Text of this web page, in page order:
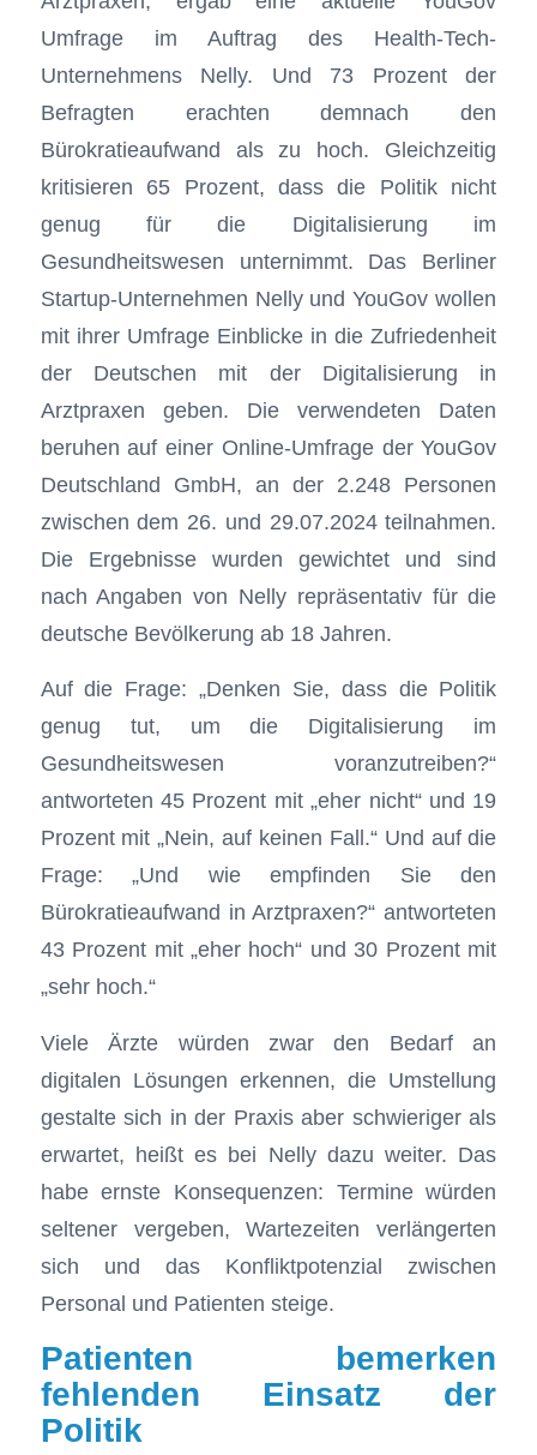
Umfrage im Auftrag des Health-Tech-
Unternehmens Nelly. Und 73 Prozent der
Befragten erachten demnach den
Bürokratieaufwand als zu hoch. Gleichzeitig
kritisieren 65 Prozent, dass die Politik nicht
genug für die Digitalisierung im
Gesundheitswesen unternimmt. Das Berliner
Startup-Unternehmen Nelly und YouGov wollen
mit ihrer Umfrage Einblicke in die Zufriedenheit
der Deutschen mit der Digitalisierung in
Arztpraxen geben. Die verwendeten Daten
beruhen auf einer Online-Umfrage der YouGov
Deutschland GmbH, an der 2.248 Personen
zwischen dem 26. und 29.07.2024 teilnahmen.
Die Ergebnisse wurden gewichtet und sind
nach Angaben von Nelly repräsentativ für die
deutsche Bevölkerung ab 18 Jahren.
Auf die Frage: „Denken Sie, dass die Politik
genug tut, um die Digitalisierung im
Gesundheitswesen voranzutreiben?“
antworteten 45 Prozent mit „eher nicht“ und 19
Prozent mit „Nein, auf keinen Fall.“ Und auf die
Frage: „Und wie empfinden Sie den
Bürokratieaufwand in Arztpraxen?“ antworteten
43 Prozent mit „eher hoch“ und 30 Prozent mit
„sehr hoch.“
Viele Ärzte würden zwar den Bedarf an
digitalen Lösungen erkennen, die Umstellung
gestalte sich in der Praxis aber schwieriger als
erwartet, heißt es bei Nelly dazu weiter. Das
habe ernste Konsequenzen: Termine würden
seltener vergeben, Wartezeiten verlängerten
sich und das Konfliktpotenzial zwischen
Personal und Patienten steige.
Patienten bemerken
fehlenden Einsatz der
Politik